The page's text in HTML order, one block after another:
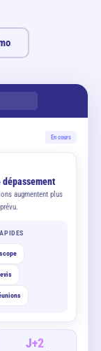
En cours
dépassement
augmentent plus
J+2